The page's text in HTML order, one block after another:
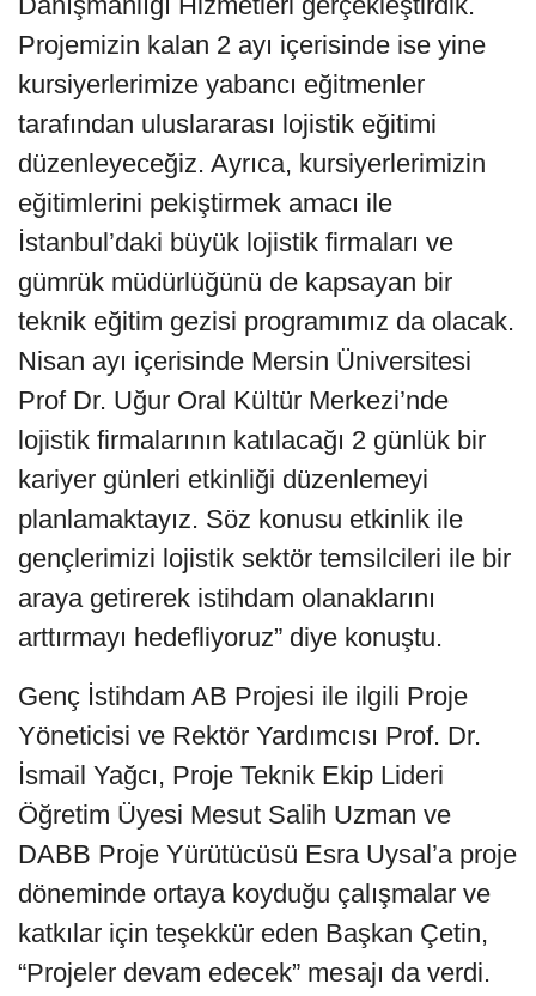
Projemizin kalan 2 ayı içerisinde ise yine
kursiyerlerimize yabancı eğitmenler
tarafından uluslararası lojistik eğitimi
düzenleyeceğiz. Ayrıca, kursiyerlerimizin
eğitimlerini pekiştirmek amacı ile
İstanbul’daki büyük lojistik firmaları ve
gümrük müdürlüğünü de kapsayan bir
teknik eğitim gezisi programımız da olacak.
Nisan ayı içerisinde Mersin Üniversitesi
Prof Dr. Uğur Oral Kültür Merkezi’nde
lojistik firmalarının katılacağı 2 günlük bir
kariyer günleri etkinliği düzenlemeyi
planlamaktayız. Söz konusu etkinlik ile
gençlerimizi lojistik sektör temsilcileri ile bir
araya getirerek istihdam olanaklarını
arttırmayı hedefliyoruz” diye konuştu.
Genç İstihdam AB Projesi ile ilgili Proje
Yöneticisi ve Rektör Yardımcısı Prof. Dr.
İsmail Yağcı, Proje Teknik Ekip Lideri
Öğretim Üyesi Mesut Salih Uzman ve
DABB Proje Yürütücüsü Esra Uysal’a proje
döneminde ortaya koyduğu çalışmalar ve
katkılar için teşekkür eden Başkan Çetin,
“Projeler devam edecek” mesajı da verdi.